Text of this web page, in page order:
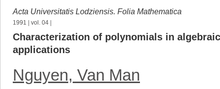
Acta Universitatis Lodziensis. Folia Mathematica
1991 vol. 04
Characterization of polynomials in
applications
Nguyen, Van Man